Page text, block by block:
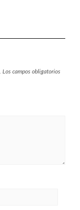
Los campos obligatorios